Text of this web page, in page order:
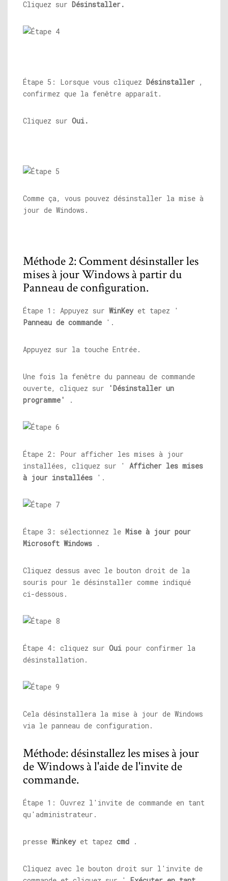
Cliquez sur Désinstaller.
Étape 5: Lorsque vous cliquez Désinstaller ,
confirmez que la fenêtre apparaît.
Cliquez sur Oui.
Comme ça, vous pouvez désinstaller la mise à
jour de Windows.
Méthode 2: Comment désinstaller les
mises à jour Windows à partir du
Panneau de configuration.
Étape 1: Appuyez sur WinKeyet tapez '
Panneau de commande '.
Appuyez sur la touche Entrée.
Une fois la fenêtre du panneau de commande
ouverte, cliquez sur
'Désinstaller un
programme'
.
Étape 2: Pour afficher les mises à jour
installées, cliquez sur ' Afficher les mises
à jour installées '.
Étape 3: sélectionnez le Mise à jour pour
Microsoft Windows .
Cliquez dessus avec le bouton droit de la
souris pour le désinstaller comme indiqué
ci-dessous.
Étape 4: cliquez sur Oui pour confirmer la
désinstallation.
Cela désinstallera la mise à jour de Windows
via le panneau de configuration.
Méthode: désinstallez les mises à jour
de Windows à l'aide de l'invite de
commande.
Étape 1: Ouvrez l'invite de commande en tant
qu'administrateur.
presse Winkeyet tapez cmd .
Cliquez avec le bouton droit sur l'invite de